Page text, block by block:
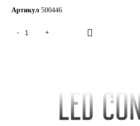
Артикул 500446